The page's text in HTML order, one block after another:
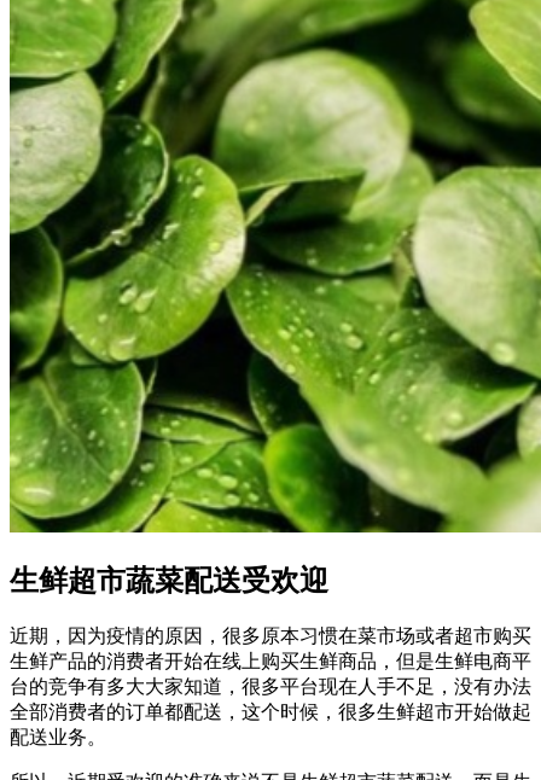
生鲜超市蔬菜配送受欢迎
近期，因为疫情的原因，很多原本习惯在菜市场或者超市购买
生鲜产品的消费者开始在线上购买生鲜商品，但是生鲜电商平
台的竞争有多大大家知道，很多平台现在人手不足，没有办法
全部消费者的订单都配送，这个时候，很多生鲜超市开始做起
配送业务。